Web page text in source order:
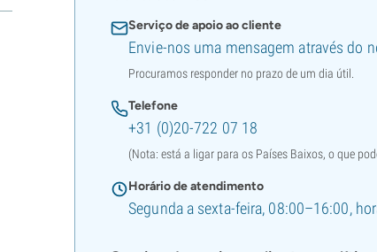
Serviço de apoio ao cliente
Envie-nos uma mensagem através do
Procuramos responder no prazo de um dia útil.
Telefone
+31 (0)20-722 07 18
(Nota: está a ligar para os Países Baixos, o que
Horário de atendimento
Segunda a sexta-feira, 08:00–16:00,